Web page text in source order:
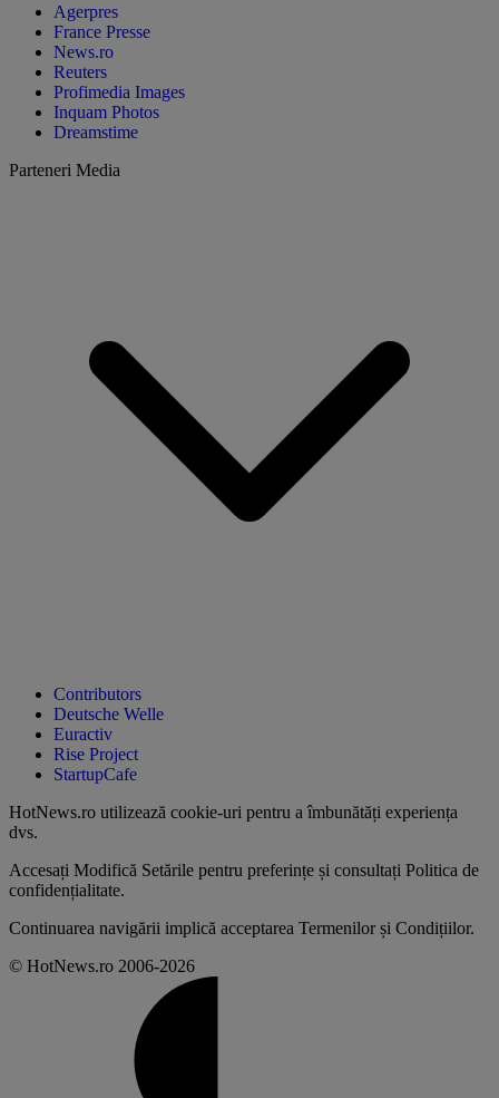
Agerpres
France Presse
News.ro
Reuters
Profimedia Images
Inquam Photos
Dreamstime
Parteneri Media
Contributors
Deutsche Welle
Euractiv
Rise Project
StartupCafe
HotNews.ro utilizează cookie-uri pentru a îmbunătăți experiența
dvs.
Accesați Modifică Setările pentru preferințe și consultați Politica de
confidențialitate.
Continuarea navigării implică acceptarea Termenilor și Condițiilor.
© HotNews.ro 2006-2026